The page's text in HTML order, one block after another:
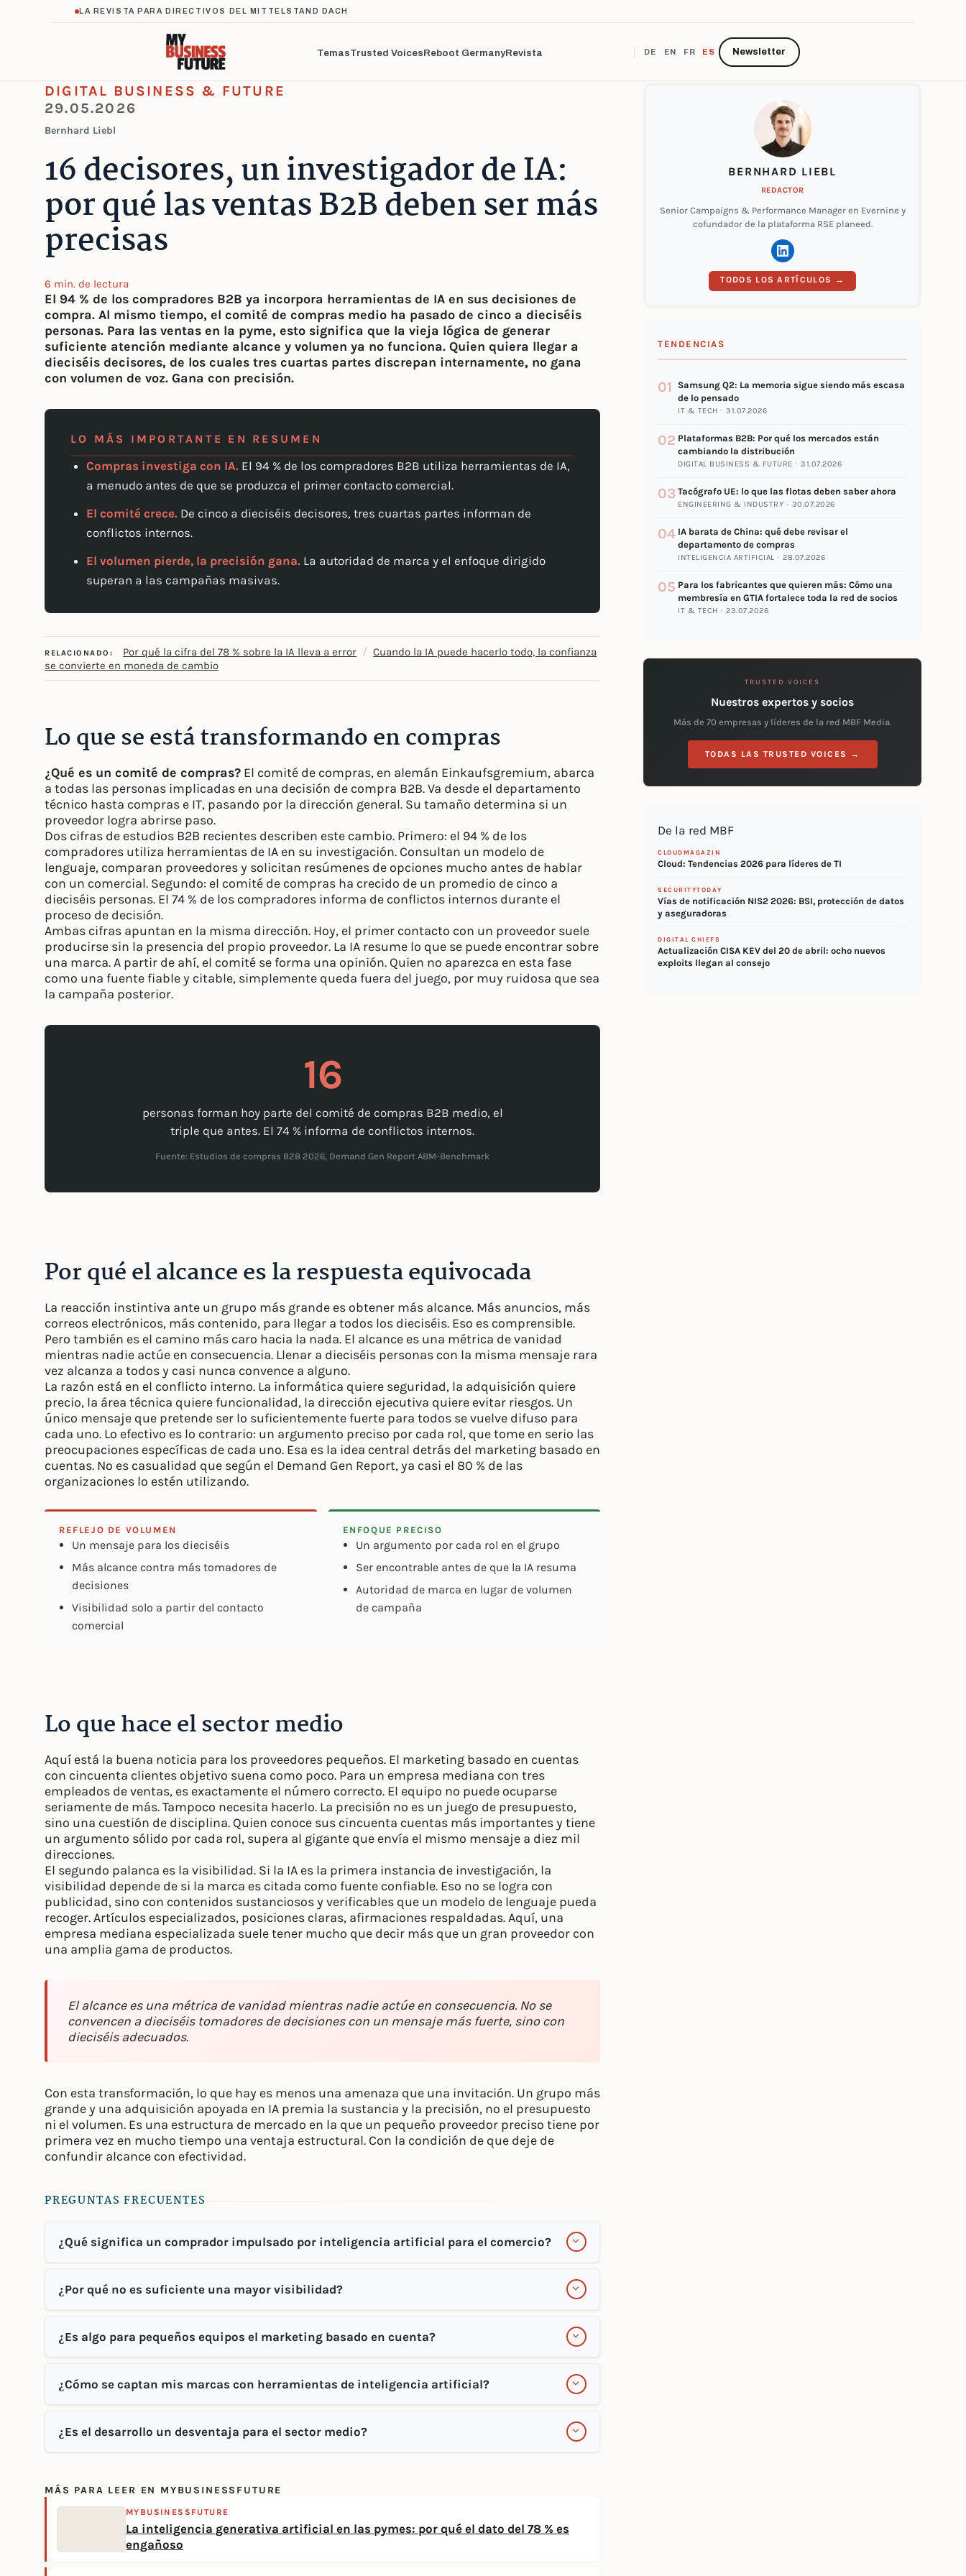
DIGITAL BUSINESS & FUTURE
29.05.2026
Bernhard Liebl
16 decisores, un investigador de IA:
por qué las ventas B2B deben ser más
precisas
6 min. de lectura
El 94 % de los compradores B2B ya incorpora herramientas de IA en sus decisiones de
compra. Al mismo tiempo, el comité de compras medio ha pasado de cinco a dieciséis
personas. Para las ventas en la pyme, esto significa que la vieja lógica de generar
suficiente atención mediante alcance y volumen ya no funciona. Quien quiera llegar a
dieciséis decisores, de los cuales tres cuartas partes discrepan internamente, no gana
con volumen de voz. Gana con precisión.
LO MÁS IMPORTANTE EN RESUMEN
Compras investiga con IA. El 94 % de los compradores B2B utiliza herramientas de IA,
a menudo antes de que se produzca el primer contacto comercial.
El comité crece. De cinco a dieciséis decisores, tres cuartas partes informan de
conflictos internos.
El volumen pierde, la precisión gana. La autoridad de marca y el enfoque dirigido
superan a las campañas masivas.
RELACIONADO: Por qué la cifra del 78 % sobre la IA lleva a error / Cuando la IA puede hacerlo todo, la confianza
se convierte en moneda de cambio
Lo que se está transformando en compras
¿Qué es un comité de compras? El comité de compras, en alemán Einkaufsgremium, abarca
a todas las personas implicadas en una decisión de compra B2B. Va desde el departamento
técnico hasta compras e IT, pasando por la dirección general. Su tamaño determina si un
proveedor logra abrirse paso.
Dos cifras de estudios B2B recientes describen este cambio. Primero: el 94 % de los
compradores utiliza herramientas de IA en su investigación. Consultan un modelo de
lenguaje, comparan proveedores y solicitan resúmenes de opciones mucho antes de hablar
con un comercial. Segundo: el comité de compras ha crecido de un promedio de cinco a
dieciséis personas. El 74 % de los compradores informa de conflictos internos durante el
proceso de decisión.
Ambas cifras apuntan en la misma dirección. Hoy, el primer contacto con un proveedor suele
producirse sin la presencia del propio proveedor. La IA resume lo que se puede encontrar sobre
una marca. A partir de ahí, el comité se forma una opinión. Quien no aparezca en esta fase
como una fuente fiable y citable, simplemente queda fuera del juego, por muy ruidosa que sea
la campaña posterior.
16
personas forman hoy parte del comité de compras B2B medio, el
triple que antes. El 74 % informa de conflictos internos.
Fuente: Estudios de compras B2B 2026, Demand Gen Report ABM-Benchmark
Por qué el alcance es la respuesta equivocada
La reacción instintiva ante un grupo más grande es obtener más alcance. Más anuncios, más
correos electrónicos, más contenido, para llegar a todos los dieciséis. Eso es comprensible.
Pero también es el camino más caro hacia la nada. El alcance es una métrica de vanidad
mientras nadie actúe en consecuencia. Llenar a dieciséis personas con la misma mensaje rara
vez alcanza a todos y casi nunca convence a alguno.
La razón está en el conflicto interno. La informática quiere seguridad, la adquisición quiere
precio, la área técnica quiere funcionalidad, la dirección ejecutiva quiere evitar riesgos. Un
único mensaje que pretende ser lo suficientemente fuerte para todos se vuelve difuso para
cada uno. Lo efectivo es lo contrario: un argumento preciso por cada rol, que tome en serio las
preocupaciones específicas de cada uno. Esa es la idea central detrás del marketing basado en
cuentas. No es casualidad que según el Demand Gen Report, ya casi el 80 % de las
organizaciones lo estén utilizando.
REFLEJO DE VOLUMEN
Un mensaje para los dieciséis
Más alcance contra más tomadores de
decisiones
Visibilidad solo a partir del contacto
comercial
ENFOQUE PRECISO
Un argumento por cada rol en el grupo
Ser encontrable antes de que la IA resuma
Autoridad de marca en lugar de volumen
de campaña
Lo que hace el sector medio
Aquí está la buena noticia para los proveedores pequeños. El marketing basado en cuentas
con cincuenta clientes objetivo suena como poco. Para un empresa mediana con tres
empleados de ventas, es exactamente el número correcto. El equipo no puede ocuparse
seriamente de más. Tampoco necesita hacerlo. La precisión no es un juego de presupuesto,
sino una cuestión de disciplina. Quien conoce sus cincuenta cuentas más importantes y tiene
un argumento sólido por cada rol, supera al gigante que envía el mismo mensaje a diez mil
direcciones.
El segundo palanca es la visibilidad. Si la IA es la primera instancia de investigación, la
visibilidad depende de si la marca es citada como fuente confiable. Eso no se logra con
publicidad, sino con contenidos sustanciosos y verificables que un modelo de lenguaje pueda
recoger. Artículos especializados, posiciones claras, afirmaciones respaldadas. Aquí, una
empresa mediana especializada suele tener mucho que decir más que un gran proveedor con
una amplia gama de productos.
El alcance es una métrica de vanidad mientras nadie actúe en consecuencia. No se
convencen a dieciséis tomadores de decisiones con un mensaje más fuerte, sino con
dieciséis adecuados.
Con esta transformación, lo que hay es menos una amenaza que una invitación. Un grupo más
grande y una adquisición apoyada en IA premia la sustancia y la precisión, no el presupuesto
ni el volumen. Es una estructura de mercado en la que un pequeño proveedor preciso tiene por
primera vez en mucho tiempo una ventaja estructural. Con la condición de que deje de
confundir alcance con efectividad.
PREGUNTAS FRECUENTES
¿Qué significa un comprador impulsado por inteligencia artificial para el comercio?
¿Por qué no es suficiente una mayor visibilidad?
¿Es algo para pequeños equipos el marketing basado en cuenta?
¿Cómo se captan mis marcas con herramientas de inteligencia artificial?
¿Es el desarrollo un desventaja para el sector medio?
MÁS PARA LEER EN MYBUSINESSFUTURE
MYBUSINESSFUTURE
La inteligencia generativa artificial en las pymes: por qué el dato del 78 % es
engañoso
BERNHARD LIEBL
REDACTOR
Senior Campaigns & Performance Manager en Evernine y
cofundador de la plataforma RSE planeed.
TODOS LOS ARTÍCULOS →
TENDENCIAS
01
Samsung Q2: La memoria sigue siendo más escasa
de lo pensado
IT & TECH · 31.07.2026
02 Plataformas B2B: Por qué los mercados están
cambiando la distribución
DIGITAL BUSINESS & FUTURE · 31.07.2026
03 Tacógrafo UE: lo que las flotas deben saber ahora
ENGINEERING & INDUSTRY · 30.07.2026
04 IA barata de China: qué debe revisar el
departamento de compras
INTELIGENCIA ARTIFICIAL · 28.07.2026
05 Para los fabricantes que quieren más: Cómo una
membresía en GTIA fortalece toda la red de socios
IT & TECH · 23.07.2026
TRUSTED VOICES
Nuestros expertos y socios
Más de 70 empresas y líderes de la red MBF Media.
TODAS LAS TRUSTED VOICES →
De la red MBF
CLOUDMAGAZIN
Cloud: Tendencias 2026 para líderes de TI
SECURITYTODAY
Vías de notificación NIS2 2026: BSI, protección de datos
y aseguradoras
DIGITAL CHIEFS
Actualización CISA KEV del 20 de abril: ocho nuevos
exploits llegan al consejo
LA REVISTA PARA DIRECTIVOS DEL MITTELSTAND DACH
TemasTrusted VoicesReboot GermanyRevista DE EN FR ES Newsletter